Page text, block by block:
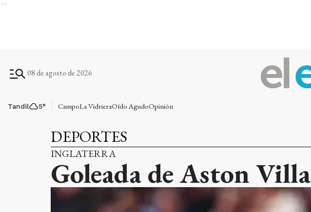
Ads
08 de agosto de 2026
Tandil 5° CampoLa VidrieraOído AgudoOpinión
DEPORTES
INGLATERRA
Goleada de Aston Villa